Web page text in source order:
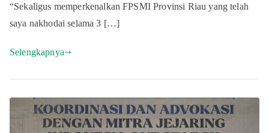
“Sekaligus memperkenalkan FPSMI Provinsi Riau yang telah
saya nakhodai selama 3 […]
Selengkapnya